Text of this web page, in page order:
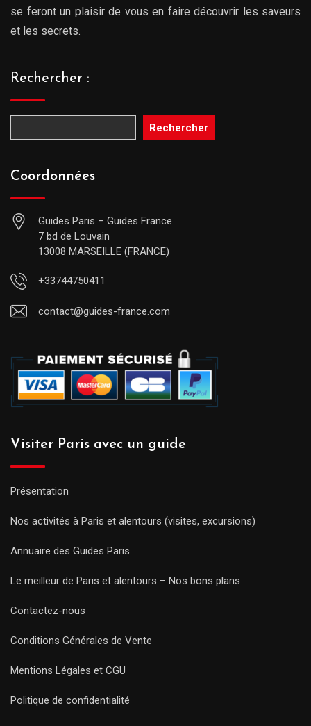
se feront un plaisir de vous en faire découvrir les saveurs
et les secrets.
Rechercher :
Rechercher
Coordonnées
Guides Paris – Guides France
7 bd de Louvain
13008 MARSEILLE (FRANCE)
+33744750411
contact@guides-france.com
Visiter Paris avec un guide
Présentation
Nos activités à Paris et alentours (visites, excursions)
Annuaire des Guides Paris
Le meilleur de Paris et alentours – Nos bons plans
Contactez-nous
Conditions Générales de Vente
Mentions Légales et CGU
Politique de confidentialité